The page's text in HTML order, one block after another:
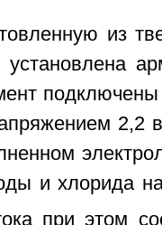
из
подключены
2,2
и хлорида
при этом